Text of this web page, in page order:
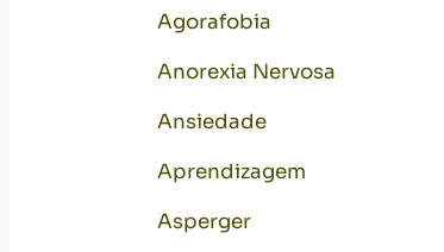
Agorafobia
Anorexia Nervosa
Ansiedade
Aprendizagem
Asperger